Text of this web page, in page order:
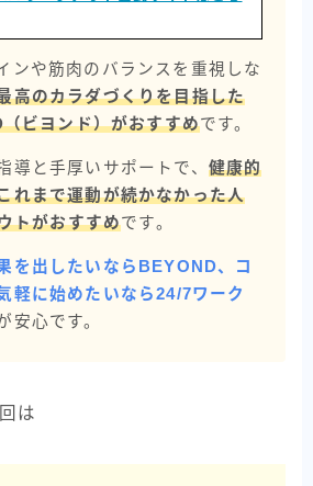
ンや筋肉のバランスを重視しな
高のカラダづくりを目指した
ビヨンド）がおすすめです。
導と手厚いサポートで、 健康的
れまで運動が続かなかった人
トがおすすめです。
を出したいならBEYOND、コ
軽に始めたいなら24/7ワーク
安心です。
は